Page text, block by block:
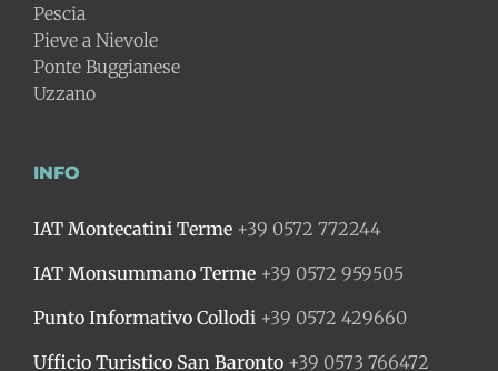
Pescia
Pieve a Nievole
Ponte Buggianese
Uzzano
INFO
IAT Montecatini Terme +39 0572 772244
IAT Monsummano Terme +39 0572 959505
Punto Informativo Collodi +39 0572 429660
Ufficio Turistico San Baronto +39 0573 766472